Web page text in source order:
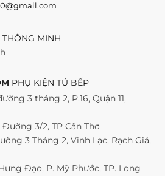
MINH
PHỤ KIỆN TỦ BẾP
3 tháng 2, P.16, Quận 11,
3/2, TP Cần Thơ
3 Tháng 2, Vĩnh Lạc, Rạch Giá,
Đạo, P. Mỹ Phước, TP. Long